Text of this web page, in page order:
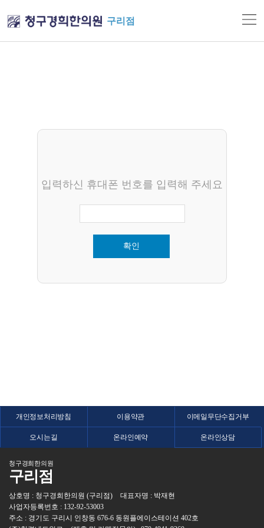
구리점
입력하신 휴대폰 번호를 입력해 주세요
확인
개인정보처리방침 이용약관 이메일무단수집거부
오시는길 온라인예약 온라인상담
청구경희한의원
구리점
상호명 : 청구경희한의원 (구리점)
대표자명 : 박재현
사업자등록번호 : 132-92-53003
주소 : 경기도 구리시 인창동 676-6 동원플에이스테이션 402호